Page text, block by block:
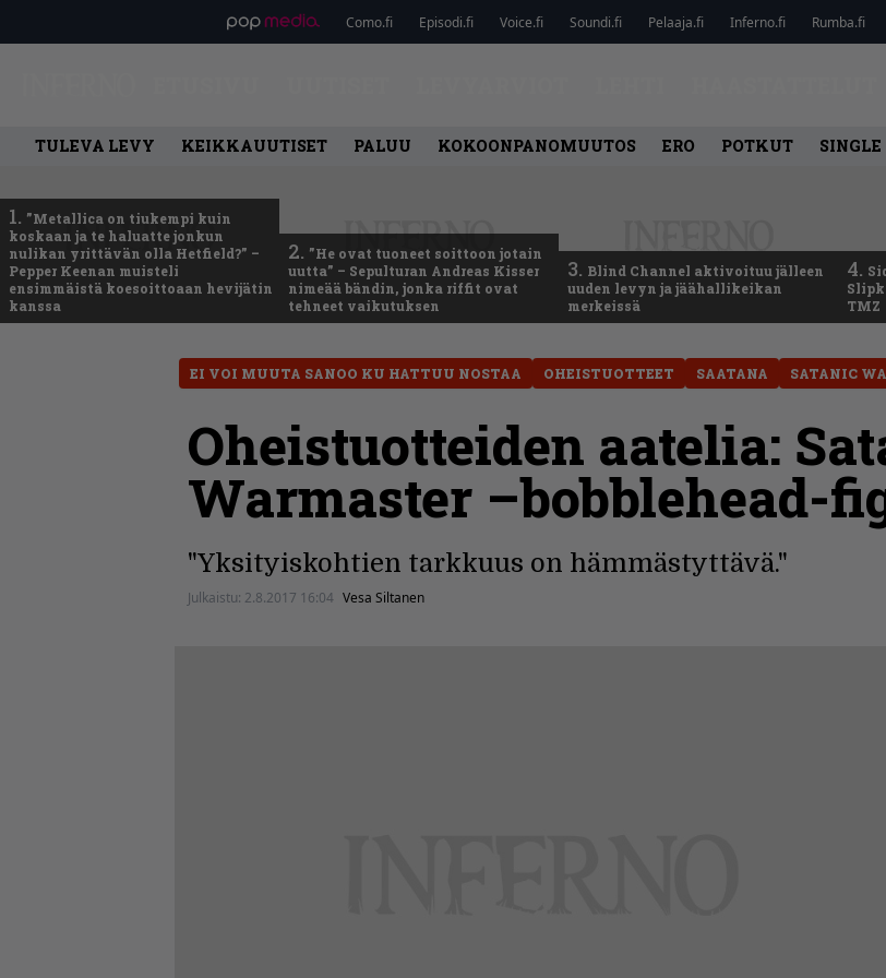
Como.fi Episodi.fi Voice.fi Soundi.fi Pelaaja.fi Inferno.fi Rumba.fi
TULEVA LEVY KEIKKAUUTISET PALUU KOKOONPANOMUUTOS ERO POTKUT SINGLE
1. ”Metallica on tiukempi kuin
koskaan ja te haluatte jonkun
nulikan yrittävän olla Hetfield?” –
Pepper Keenan muisteli
ensimmäistä koesoittoaan hevijätin
kanssa
2. ”He ovat tuoneet soittoon jotain
uutta” – Sepulturan Andreas Kisser
nimeää bändin, jonka riffit ovat
tehneet vaikutuksen
3. Blind Channel aktivoituu jälleen
uuden levyn ja jäähallikeikan
merkeissä
4.
TMZ
EI VOI MUUTA SANOO KU HATTUU NOSTAA OHEISTUOTTEET SAATANA SATANIC
Oheistuotteiden aatelia:
Warmaster –bobblehead-
"Yksityiskohtien tarkkuus on hämmästyttävä."
Julkaistu: 2.8.2017 16:04 Vesa Siltanen